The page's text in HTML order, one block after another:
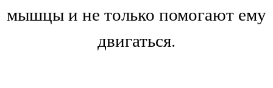
мышцы и не только помогают ему
двигаться.